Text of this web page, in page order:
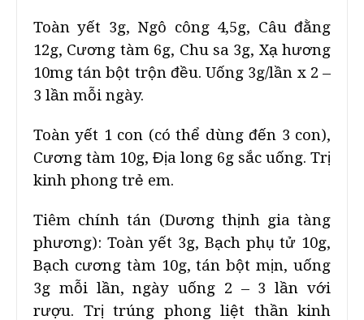
Toàn yết 3g, Ngô công 4,5g, Câu đằng
12g, Cương tàm 6g, Chu sa 3g, Xạ hương
10mg tán bột trộn đều. Uống 3g/lần x 2 –
3 lần mỗi ngày.
Toàn yết 1 con (có thể dùng đến 3 con),
Cương tàm 10g, Địa long 6g sắc uống. Trị
kinh phong trẻ em.
Tiêm chính tán (Dương thịnh gia tàng
phương): Toàn yết 3g, Bạch phụ tử 10g,
Bạch cương tàm 10g, tán bột mịn, uống
3g mỗi lần, ngày uống 2 – 3 lần với
rượu. Trị trúng phong liệt thần kinh